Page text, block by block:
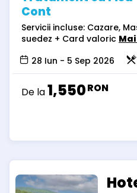
Cont
Servicii incluse: Cazare,
suedez + Card valoric
28 Iun - 5 Sep 2026
De la1,550RON